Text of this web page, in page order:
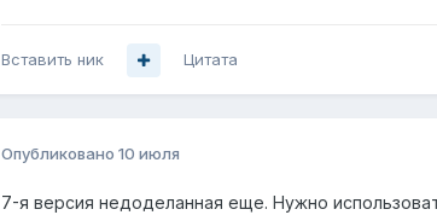
Вставить ник Цитата
Опубликовано 10 июля
7-я версия недоделанная еще. Нужно